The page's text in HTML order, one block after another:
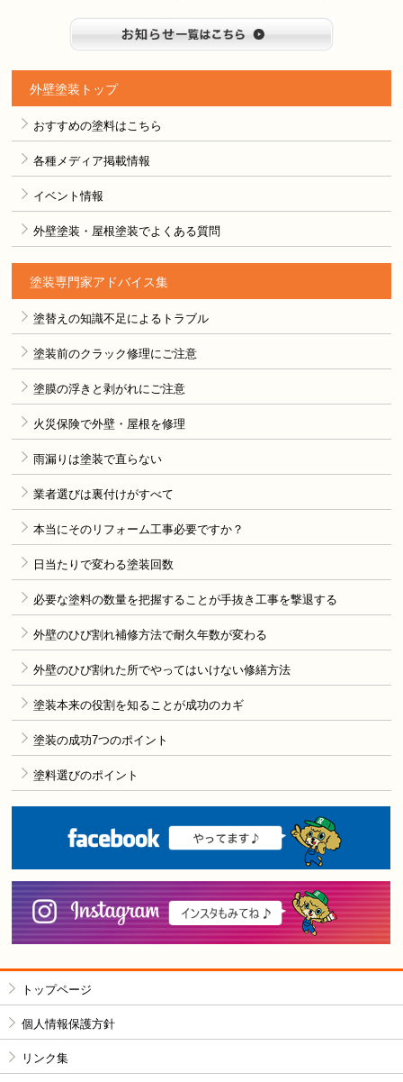
外壁塗装トップ
おすすめの塗料はこちら
各種メディア掲載情報
イベント情報
外壁塗装・屋根塗装でよくある質問
塗装専門家アドバイス集
塗替えの知識不足によるトラブル
塗装前のクラック修理にご注意
塗膜の浮きと剥がれにご注意
火災保険で外壁・屋根を修理
雨漏りは塗装で直らない
業者選びは裏付けがすべて
本当にそのリフォーム工事必要ですか？
日当たりで変わる塗装回数
必要な塗料の数量を把握することが手抜き工事を撃退する
外壁のひび割れ補修方法で耐久年数が変わる
外壁のひび割れた所でやってはいけない修繕方法
塗装本来の役割を知ることが成功のカギ
塗装の成功7つのポイント
塗料選びのポイント
トップページ
個人情報保護方針
リンク集